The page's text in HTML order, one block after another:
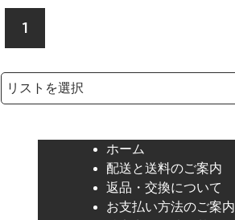
1
検索リストの選択
ホーム
配送と送料のご案内
返品・交換について
お支払い方法のご案内